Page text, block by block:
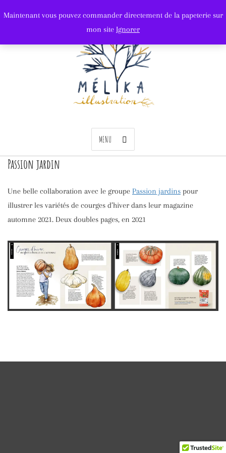
MENU
Passion jardin
Une belle collaboration avec le groupe Passion jardins pour
illustrer les variétés de courges d’hiver dans leur magazine
automne 2021. Deux doubles pages, en 2021
Maintenant vous pouvez commander directement de la papeterie sur
mon site Ignorer